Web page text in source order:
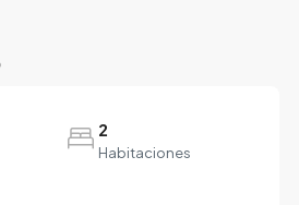
2
Habitaciones